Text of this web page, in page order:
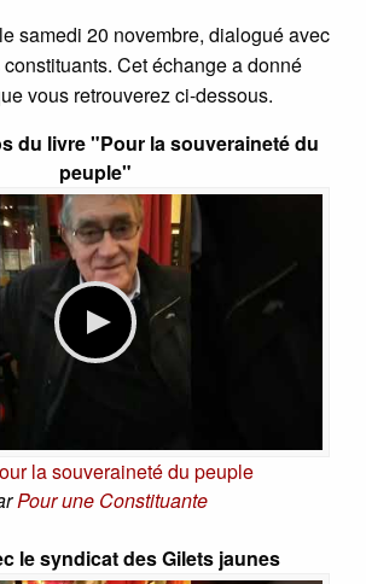
samedi 20 novembre, dialogué avec
Cet échange a donné
vous retrouverez ci-dessous.
du livre "Pour la souveraineté du
peuple"
la souveraineté du peuple
Pour une Constituante
le syndicat des Gilets jaunes